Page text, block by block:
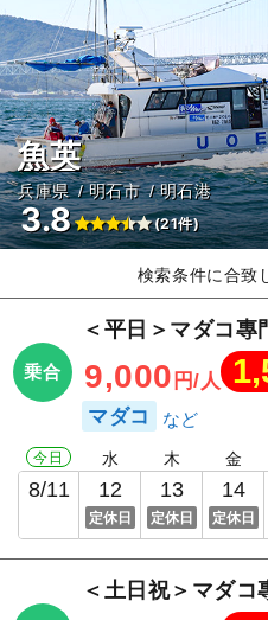
魚英
兵庫県 明石市 明石港
3.8 (21件)
検索条件に合致
乗合
＜平日＞マダコ專
9,000 円/人
マダコ
今日
8/11
水
12
定休日
木
13
定休日
金
14
定休日
＜土日祝＞マダコ